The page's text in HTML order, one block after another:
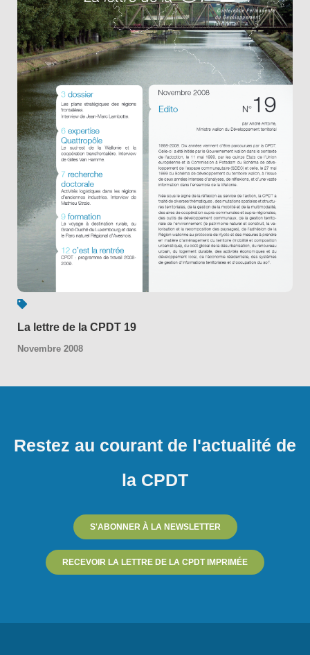
La lettre de la CPDT 19
Novembre 2008
Restez au courant de l'actualité de
la CPDT
S'ABONNER À LA NEWSLETTER
RECEVOIR LA LETTRE DE LA CPDT IMPRIMÉE